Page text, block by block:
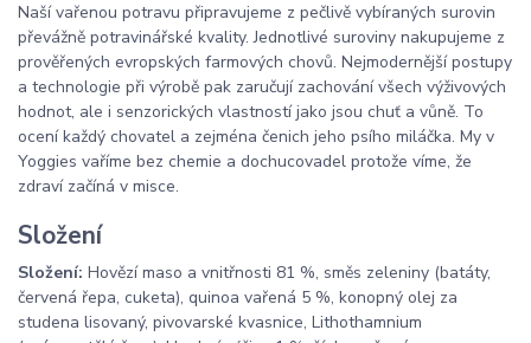
Naší vařenou potravu připravujeme z pečlivě vybíraných surovin
převážně potravinářské kvality. Jednotlivé suroviny nakupujeme z
prověřených evropských farmových chovů. Nejmodernější postupy
a technologie při výrobě pak zaručují zachování všech výživových
hodnot, ale i senzorických vlastností jako jsou chuť a vůně. To
ocení každý chovatel a zejména čenich jeho psího miláčka. My v
Yoggies vaříme bez chemie a dochucovadel protože víme, že
zdraví začíná v misce.
Složení
Složení: Hovězí maso a vnitřnosti 81 %, směs zeleniny (batáty,
červená řepa, cuketa), quinoa vařená 5 %, konopný olej za
studena lisovaný, pivovarské kvasnice, Lithothamnium